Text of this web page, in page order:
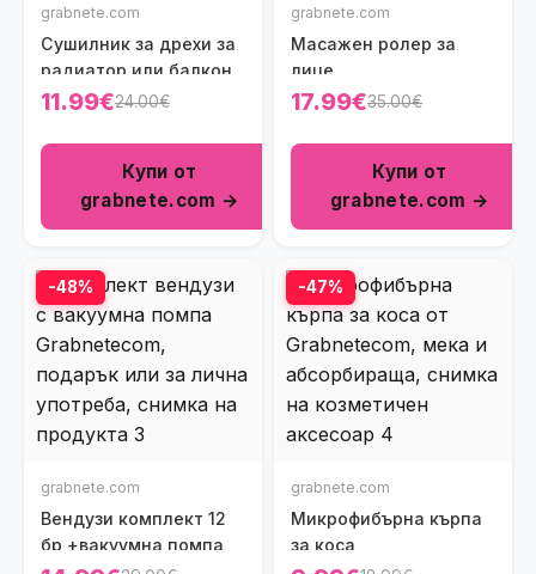
grabnete.com
Сушилник за дрехи за
радиатор или балкон
11.99€24.00€
Купи от
grabnete.com →
grabnete.com
Масажен ролер за
лице
17.99€35.00€
Купи от
grabnete.com →
-48%
grabnete.com
Вендузи комплект 12
бр +вакуумна помпа
-47%
grabnete.com
Микрофибърна кърпа
за коса